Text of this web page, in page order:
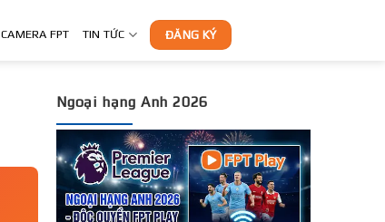
CAMERA FPT TIN TỨC ĐĂNG KÝ
Ngoại hạng Anh 2026